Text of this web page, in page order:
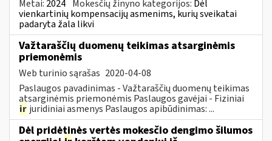
Metai: 2024 Mokesčių žinyno kategorijos: Dėl
vienkartinių kompensacijų asmenims, kurių sveikatai
padaryta žala likvi
Važtaraščių duomenų teikimas atsarginėmis
priemonėmis
Web turinio sąrašas 2020-04-08
Paslaugos pavadinimas - Važtaraščių duomenų teikimas
atsarginėmis priemonėmis Paslaugos gavėjai - Fiziniai
ir juridiniai asmenys Paslaugos apibūdinimas: ...
Dėl pridėtinės vertės mokesčio dengimo šilumos